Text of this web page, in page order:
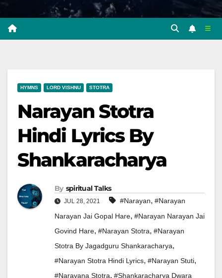
HYMNS LORD VISHNU STOTRA
Narayan Stotra
Hindi Lyrics By
Shankaracharya
By Spiritual Talks
JUL 28, 2021 #narayan, #narayan
Narayan Jai Gopal Hare, #narayan Narayan Jai
Govind Hare, #narayan Stotra, #narayan
Stotra By Jagadguru Shankaracharya,
#narayan Stotra Hindi Lyrics, #narayan Stuti,
#narayana Stotra, #shankaracharya Dwara